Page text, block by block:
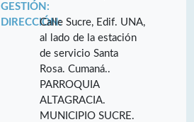
GESTIÓN:
DIRECCIÓN:Calle Sucre, Edif. UNA,
al lado de la estación
de servicio Santa
Rosa. Cumaná..
PARROQUIA
ALTAGRACIA.
MUNICIPIO SUCRE.